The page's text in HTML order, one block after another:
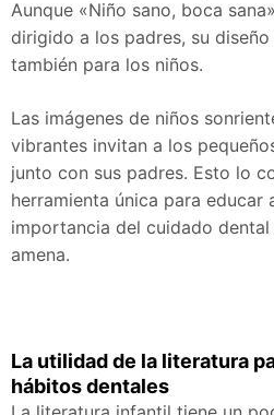
Aunque «Niño sano, boca
dirigido a los padres, su
también para los niños.
Las imágenes de niños
vibrantes invitan a los
junto con sus padres. Esto lo
herramienta única para educar
importancia del cuidado
amena.
La utilidad de la literatura
hábitos dentales